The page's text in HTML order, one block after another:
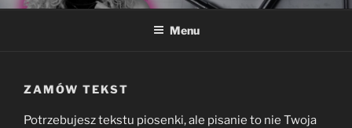
Menu
ZAMÓW TEKST
Potrzebujesz tekstu piosenki, ale pisanie to nie Twoja